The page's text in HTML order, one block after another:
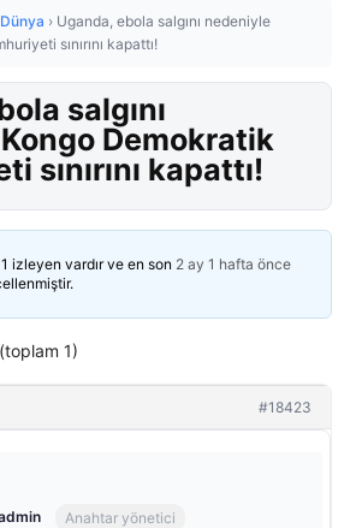
Dünya › Uganda, ebola salgını nedeniyle
sınırını kapattı!
salgını
Demokratik
sınırını kapattı!
izleyen vardır ve en son 2 ay 1 hafta önce
1)
#18423
Anahtar yönetici